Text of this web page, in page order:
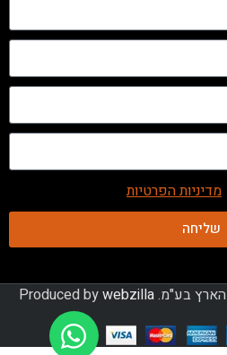
מדיניות הפרטיות
שליחה
webzilla